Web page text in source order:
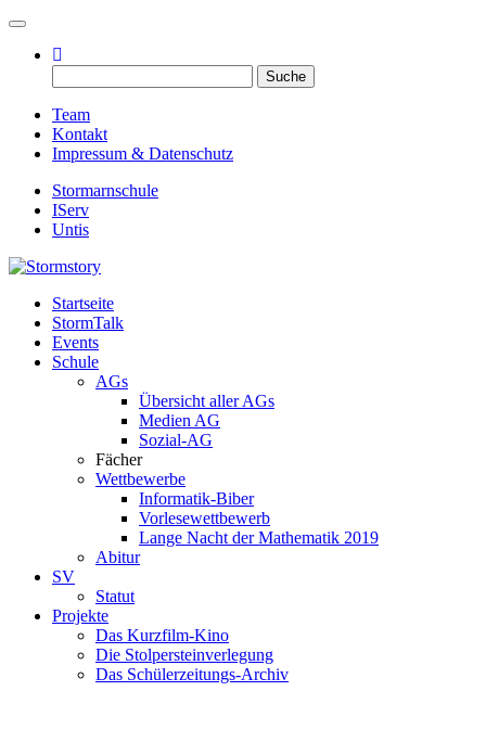
Toggle navigation
nach:
Team
Kontakt
Impressum & Datenschutz
Stormarnschule
IServ
Untis
Stormstory
Eure digitale Schülerzeitung
Startseite
StormTalk
Events
Schule
AGs
Übersicht aller AGs
Medien AG
Sozial-AG
Fächer
Wettbewerbe
Informatik-Biber
Vorlesewettbewerb
Lange Nacht der Mathematik 2019
Abitur
SV
Statut
Projekte
Das Kurzfilm-Kino
Die Stolpersteinverlegung
Das Schülerzeitungs-Archiv